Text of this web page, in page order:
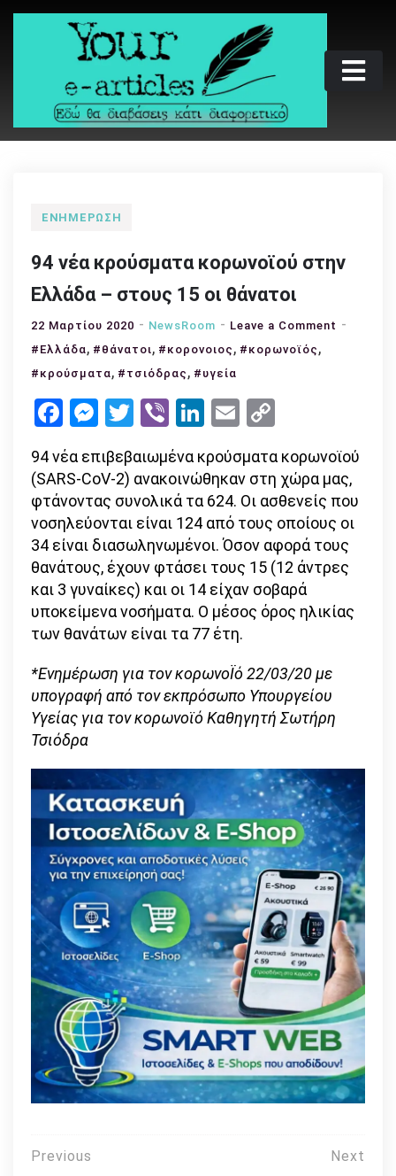
Skip
Your e-articles
Εδώ θα διαβάσεις κάτι διαφορετικό
ΕΝΗΜΈΡΩΣΗ
94 νέα κρούσματα κορωνοϊού στην
Ελλάδα – στους 15 οι θάνατοι
22 Μαρτίου 2020 NewsRoom Leave a Comment on
Ελλάδα
–
στους
15
οι
θάνατοι
#Ελλάδα, #θάνατοι, #κορονοιος , #κορωνοϊός ,
#κρούσματα, #τσιόδρας , #υγεία
Facebook
Messenger
Twitter
ViberLinkedIn
Email
94 νέα επιβεβαιωμένα κρούσματα κορωνοϊού
(SARS-CoV-2) ανακοινώθηκαν στη χώρα μας,
φτάνοντας συνολικά τα 624. Οι ασθενείς που
νοσηλεύονται είναι 124 από τους οποίους οι
34 είναι διασωληνωμένοι. Όσον αφορά τους
θανάτους, έχουν φτάσει τους 15 (12 άντρες
και 3 γυναίκες) και οι 14 είχαν σοβαρά
υποκείμενα νοσήματα. Ο μέσος όρος ηλικίας
των θανάτων είναι τα 77 έτη.
*Ενημέρωση για τον κορωνοΪό 22/03/20 με
υπογραφή από τον εκπρόσωπο Υπουργείου
Υγείας για τον κορωνοϊό Καθηγητή Σωτήρη
Τσιόδρα
Πλοήγηση
Previous Next